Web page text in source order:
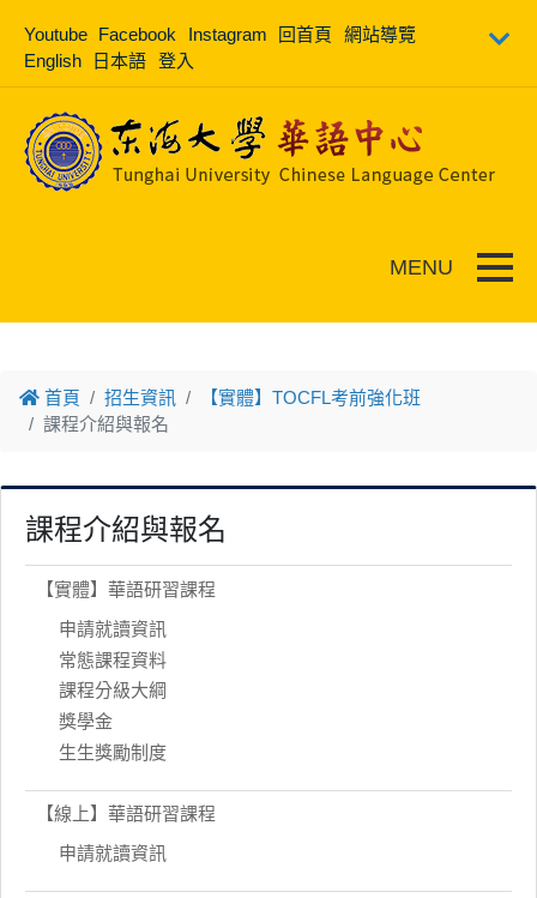
Youtube Facebook Instagram 回首頁
網站導覽
English
日本語 登入
首頁 招生資訊
【實體】TOCFL考前強化班
課程介紹與報名
課程介紹與報名
【實體】華語研習課程
申請就讀資訊
常態課程資料
課程分級大綱
獎學金
生生獎勵制度
【線上】華語研習課程
申請就讀資訊